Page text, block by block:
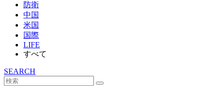
防衛
中国
米国
国際
LIFE
すべて
SEARCH